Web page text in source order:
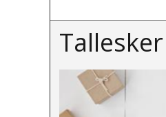
Tallesker